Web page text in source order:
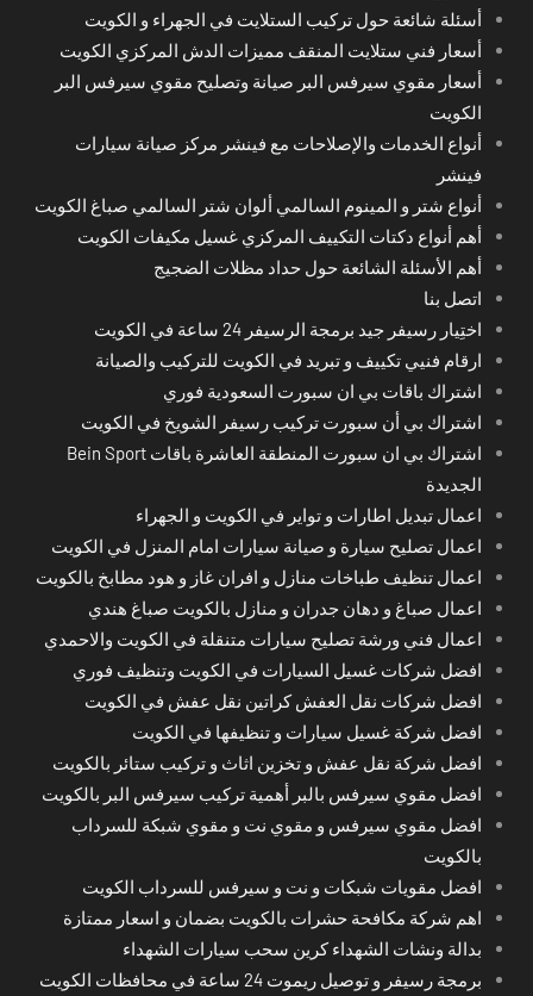
أسئلة شائعة حول تركيب الستلايت في الجهراء و الكويت
أسعار فني ستلايت المنقف مميزات الدش المركزي الكويت
أسعار مقوي سيرفس البر صيانة وتصليح مقوي سيرفس البر
الكويت
أنواع الخدمات والإصلاحات مع فينشر مركز صيانة سيارات
فينشر
أنواع شتر و المينوم السالمي ألوان شتر السالمي صباغ الكويت
أهم أنواع دكتات التكييف المركزي غسيل مكيفات الكويت
أهم الأسئلة الشائعة حول حداد مظلات الضجيج
اتصل بنا
اختِيار رسيفر جيد برمجة الرسيفر 24 ساعة في الكويت
ارقام فنيي تكييف و تبريد في الكويت للتركيب والصيانة
اشتراك باقات بي ان سبورت السعودية فوري
اشتراك بي أن سبورت تركيب رسيفر الشويخ في الكويت
اشتراك بي ان سبورت المنطقة العاشرة باقات Bein Sport
الجديدة
اعمال تبديل اطارات و تواير في الكويت و الجهراء
اعمال تصليح سيارة و صيانة سيارات امام المنزل في الكويت
اعمال تنظيف طباخات منازل و افران غاز و هود مطابخ بالكويت
اعمال صباغ و دهان جدران و منازل بالكويت صباغ هندي
اعمال فني ورشة تصليح سيارات متنقلة في الكويت والاحمدي
افضل شركات غسيل السيارات في الكويت وتنظيف فوري
افضل شركات نقل العفش كراتين نقل عفش في الكويت
افضل شركة غسيل سيارات و تنظيفها في الكويت
افضل شركة نقل عفش و تخزين اثاث و تركيب ستائر بالكويت
افضل مقوي سيرفس بالبر أهمية تركيب سيرفس البر بالكويت
افضل مقوي سيرفس و مقوي نت و مقوي شبكة للسرداب
بالكويت
افضل مقويات شبكات و نت و سيرفس للسرداب الكويت
اهم شركة مكافحة حشرات بالكويت بضمان و اسعار ممتازة
بدالة ونشات الشهداء كرين سحب سيارات الشهداء
برمجة رسيفر و توصيل ريموت 24 ساعة في محافظات الكويت